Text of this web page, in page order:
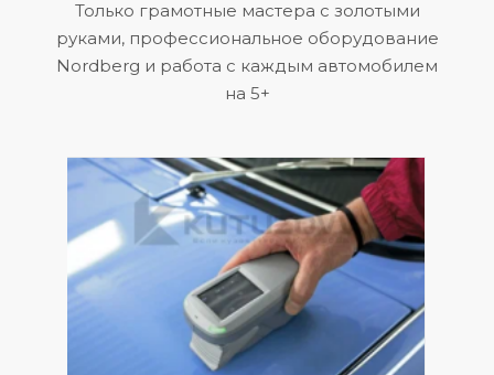
Только грамотные мастера с золотыми
руками, профессиональное оборудование
Nordberg и работа с каждым автомобилем
на 5+